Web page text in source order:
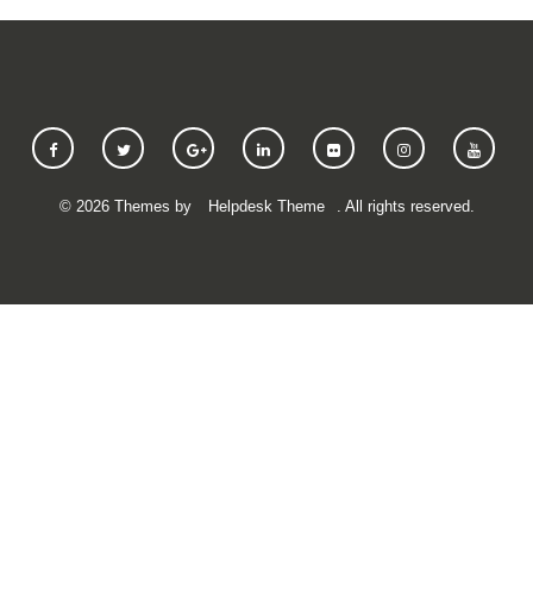
© 2026Themes by Helpdesk Theme . All rights reserved.